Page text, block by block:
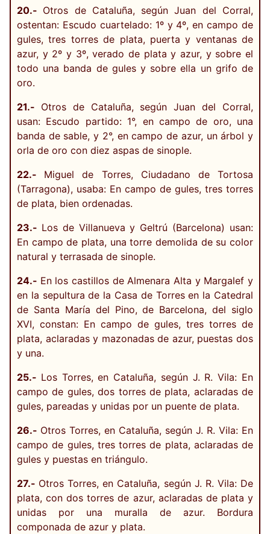
20.- Otros de Cataluña, según Juan del Corral,
ostentan: Escudo cuartelado: 1º y 4º, en campo de
gules, tres torres de plata, puerta y ventanas de
azur, y 2º y 3º, verado de plata y azur, y sobre el
todo una banda de gules y sobre ella un grifo de
oro.
21.- Otros de Cataluña, según Juan del Corral,
usan: Escudo partido: 1°, en campo de oro, una
banda de sable, y 2°, en campo de azur, un árbol y
orla de oro con diez aspas de sinople.
22.- Miguel de Torres, Ciudadano de Tortosa
(Tarragona), usaba: En campo de gules, tres torres
de plata, bien ordenadas.
23.- Los de Villanueva y Geltrú (Barcelona) usan:
En campo de plata, una torre demolida de su color
natural y terrasada de sinople.
24.- En los castillos de Almenara Alta y Margalef y
en la sepultura de la Casa de Torres en la Catedral
de Santa María del Pino, de Barcelona, del siglo
XVI, constan: En campo de gules, tres torres de
plata, aclaradas y mazonadas de azur, puestas dos
y una.
25.- Los Torres, en Cataluña, según J. R. Vila: En
campo de gules, dos torres de plata, aclaradas de
gules, pareadas y unidas por un puente de plata.
26.- Otros Torres, en Cataluña, según J. R. Vila: En
campo de gules, tres torres de plata, aclaradas de
gules y puestas en triángulo.
27.- Otros Torres, en Cataluña, según J. R. Vila: De
plata, con dos torres de azur, aclaradas de plata y
unidas por una muralla de azur. Bordura
componada de azur y plata.